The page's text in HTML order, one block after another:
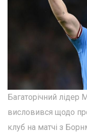
Багаторічний лідер
висловився щодо
клуб на матчі з